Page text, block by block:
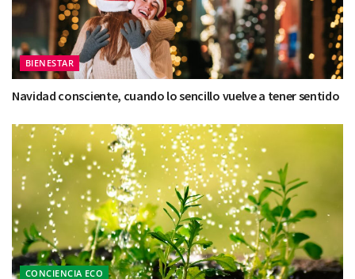
BIENESTAR
Navidad consciente, cuando lo sencillo vuelve a tener sentido
CONCIENCIA ECO